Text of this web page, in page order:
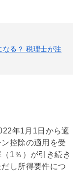
る？ 税理士が注
年1月1日から適
控除の適用を受
1％）が引き続き
し所得要件につ